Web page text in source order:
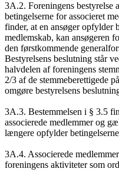
3A.2. Foreningens bestyrelse
betingelserne for associeret
finder, at en ansøger opfylder
medlemskab, kan ansøgeren
den førstkommende
Bestyrelsens beslutning står
halvdelen af foreningens
2/3 af de stemmeberettigede
omgøre bestyrelsens
3A.3. Bestemmelsen i § 3.5
associerede medlemmer og
længere opfylder
3A.4. Associerede
foreningens aktiviteter som